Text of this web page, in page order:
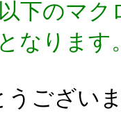
下のマ
なります
うござい